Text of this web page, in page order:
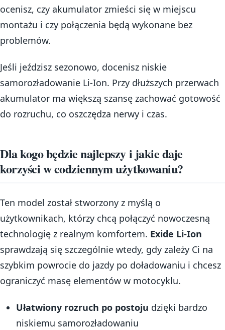
ocenisz, czy akumulator zmieści się w miejscu
montażu i czy połączenia będą wykonane bez
problemów.
Jeśli jeździsz sezonowo, docenisz niskie
samorozładowanie Li-Ion. Przy dłuższych przerwach
akumulator ma większą szansę zachować gotowość
do rozruchu, co oszczędza nerwy i czas.
Dla kogo będzie najlepszy i jakie daje
korzyści w codziennym użytkowaniu?
Ten model został stworzony z myślą o
użytkownikach, którzy chcą połączyć nowoczesną
technologię z realnym komfortem. Exide Li-Ion
sprawdzają się szczególnie wtedy, gdy zależy Ci na
szybkim powrocie do jazdy po doładowaniu i chcesz
ograniczyć masę elementów w motocyklu.
Ułatwiony rozruch po postoju dzięki bardzo
niskiemu samorozładowaniu